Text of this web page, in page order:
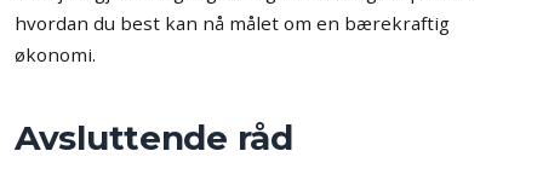
hvordan du best kan nå målet om en bærekraftig
økonomi.
Avsluttende råd